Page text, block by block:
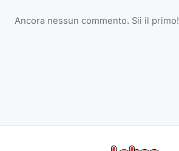
Ancora nessun commento. Sii il primo!